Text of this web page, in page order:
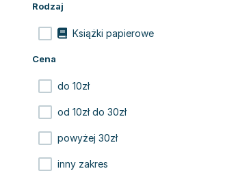
Rodzaj
Książki papierowe
Cena
do 10zł
od 10zł do 30zł
powyżej 30zł
inny zakres